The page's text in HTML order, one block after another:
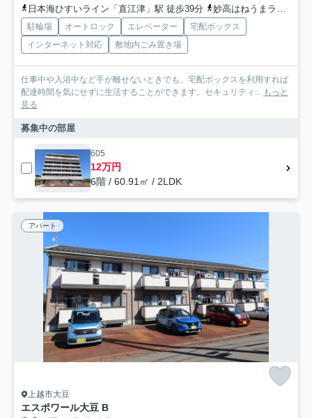
日本海ひすいライン「直江津」駅 徒歩39分
妙高はねうまライン「春日山」駅 徒歩35分
駐輪場 オートロック エレベーター
宅配ボックス
インターネット対応
敷地内ごみ置き場
仕事中や入浴中など手が離せないときでも、宅配ボックスを利用すれば
配達時間を気にせずに生活することができます。セキュリティ... もっと
見る
募集中の部屋
605
12万円
6階 / 60.91㎡ / 2LDK
アパート
上越市大豆
エスポワール大豆 B